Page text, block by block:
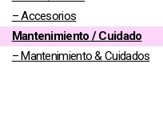
– Accesorios
Mantenimiento / Cuidado
– Mantenimiento & Cuidados